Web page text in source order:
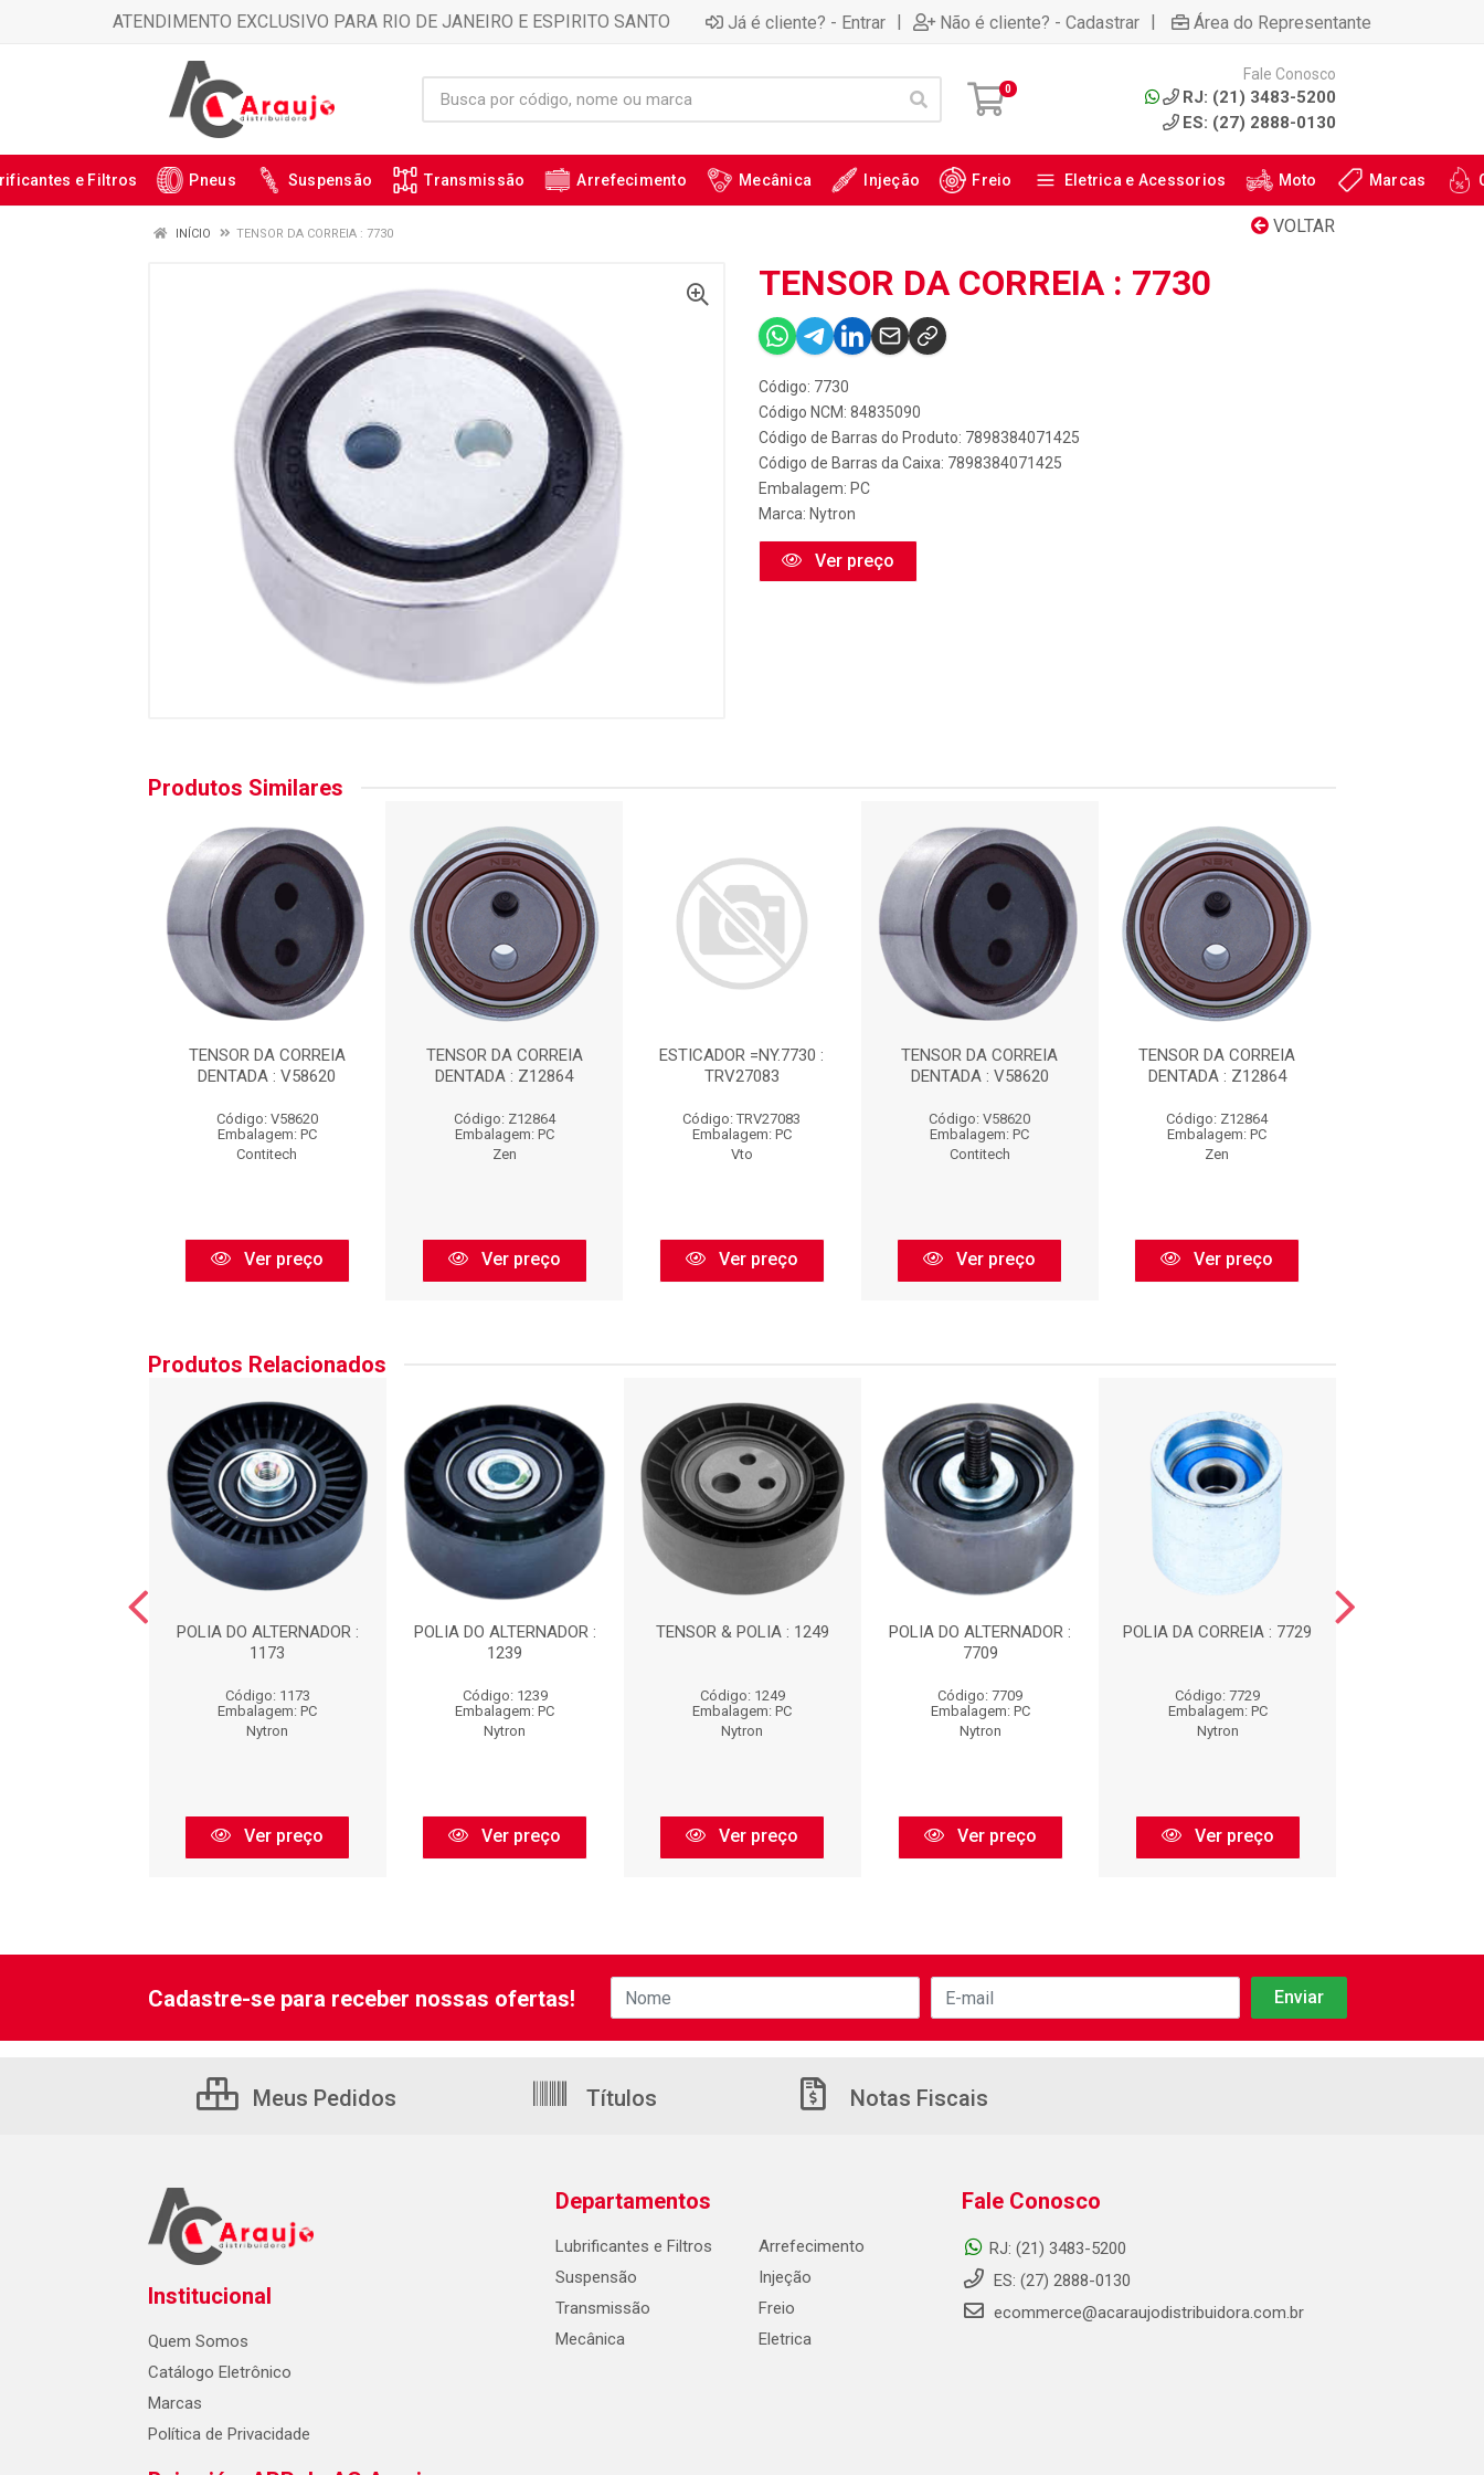
ATENDIMENTO EXCLUSIVO PARA RIO DE JANEIRO E ESPIRITO SANTO Já é cliente? - Entrar | Não é cliente? - Cadastrar | Área do Representante
0
Fale Conosco
RJ: (21) 3483-5200
ES: (27) 2888-0130
e Filtros Pneus Suspensão Transmissão Arrefecimento Mecânica Injeção Freio Eletrica e Acessorios Moto Marcas
VOLTAR
INÍCIO TENSOR DA CORREIA : 7730
TENSOR DA CORREIA : 7730
Código: 7730
Código NCM: 84835090
Código de Barras do Produto: 7898384071425
Código de Barras da Caixa: 7898384071425
Embalagem: PC
Marca: Nytron
Ver preço
Produtos Similares
TENSOR DA CORREIA
DENTADA : V58620
Código: V58620
Embalagem: PC
Contitech
Ver preço
TENSOR DA CORREIA
DENTADA : Z12864
Código: Z12864
Embalagem: PC
Zen
Ver preço
ESTICADOR =NY.7730 :
TRV27083
Código: TRV27083
Embalagem: PC
Vto
Ver preço
TENSOR DA CORREIA
DENTADA : V58620
Código: V58620
Embalagem: PC
Contitech
Ver preço
TENSOR DA CORREIA
DENTADA : Z12864
Código: Z12864
Embalagem: PC
Zen
Ver preço
Produtos Relacionados
POLIA DO ALTERNADOR :
1173
Código: 1173
Embalagem: PC
Nytron
Ver preço
POLIA DO ALTERNADOR :
1239
Código: 1239
Embalagem: PC
Nytron
Ver preço
TENSOR & POLIA : 1249
Código: 1249
Embalagem: PC
Nytron
Ver preço
POLIA DO ALTERNADOR :
7709
Código: 7709
Embalagem: PC
Nytron
Ver preço
POLIA DA CORREIA : 7729
Código: 7729
Embalagem: PC
Nytron
Ver preço
Cadastre-se para receber nossas ofertas!
Meus Pedidos Títulos Notas Fiscais
Institucional
Quem Somos
Catálogo Eletrônico
Marcas
Política de Privacidade
Departamentos
Lubrificantes e Filtros
Suspensão
Transmissão
Mecânica
Arrefecimento
Injeção
Freio
Eletrica
Fale Conosco
RJ: (21) 3483-5200
ES: (27) 2888-0130
ecommerce@acaraujodistribuidora.com.br